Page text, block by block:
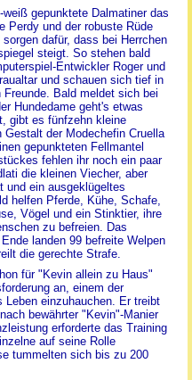
gepunktete Dalmatiner das
Perdy und der robuste Rüde
dafür, dass bei Herrchen
steigt. So stehen bald
Entwickler Roger und
und schauen sich tief in
Bald meldet sich bei
Hundedame geht's etwas
gibt es fünfzehn kleine
der Modechefin Cruella
gepunkteten Fellmantel
fehlen ihr noch ein paar
die kleinen Viecher, aber
und ein ausgeklügeltes
helfen Pferde, Kühe, Schafe,
Vögel und ein Stinktier, ihre
zu befreien. Das
landen 99 befreite Welpen
die gerechte Strafe.
für "Kevin allein zu Haus"
an, einem der
einzuhauchen. Er treibt
bewährter "Kevin"-Manier
erforderte das Training
auf seine Rolle
tummelten sich bis zu 200